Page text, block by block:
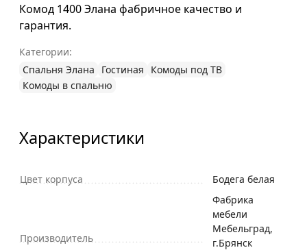
Комод 1400 Элана фабричное качество и
гарантия.
Категории:
Спальня Элана
Гостиная
Комоды под ТВ
Комоды в спальню
Характеристики
Цвет корпуса Бодега белая
Производитель
Фабрика
мебели
Мебельград,
г.Брянск